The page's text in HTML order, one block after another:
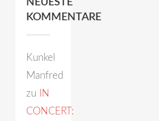
NEUESTE
KOMMENTARE
Kunkel
Manfred
zu
IN
CONCERT: